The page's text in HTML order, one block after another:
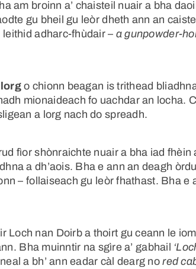
am broinn a’ chaisteil nuair a bha
gu bheil gu leòr dheth ann an
adharc-fhùdair – a gunpowder-
o chionn beagan is trithead
mionaideach fo uachdar an locha.
a lorg nach do spreadh.
fìor shònraichte nuair a bha iad fhèin
a dh’aois. Bha e ann an deagh
– follaiseach gu leòr fhathast. Bha e
Loch nan Doirb a thoirt gu ceann le
Bha muinntir na sgìre a’ gabhail
a bh’ ann eadar càl dearg nored